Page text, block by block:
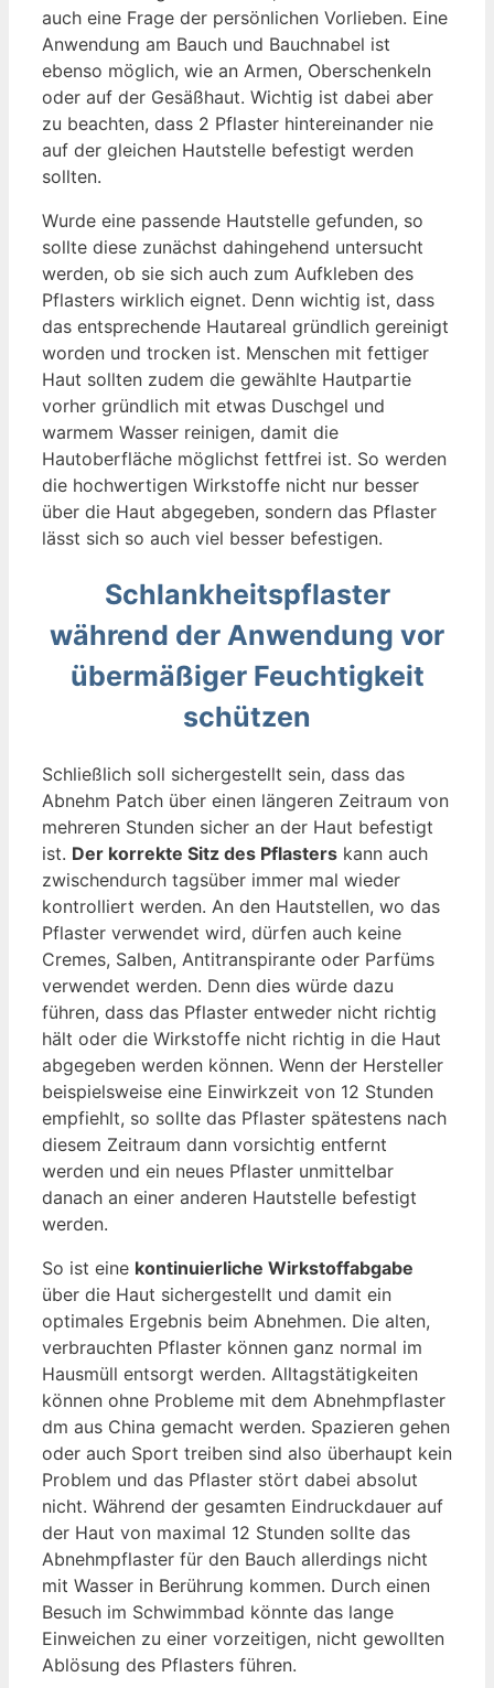
auch eine Frage der persönlichen Vorlieben. Eine
Anwendung am Bauch und Bauchnabel ist
ebenso möglich, wie an Armen, Oberschenkeln
oder auf der Gesäßhaut. Wichtig ist dabei aber
zu beachten, dass 2 Pflaster hintereinander nie
auf der gleichen Hautstelle befestigt werden
sollten.
Wurde eine passende Hautstelle gefunden, so
sollte diese zunächst dahingehend untersucht
werden, ob sie sich auch zum Aufkleben des
Pflasters wirklich eignet. Denn wichtig ist, dass
das entsprechende Hautareal gründlich gereinigt
worden und trocken ist. Menschen mit fettiger
Haut sollten zudem die gewählte Hautpartie
vorher gründlich mit etwas Duschgel und
warmem Wasser reinigen, damit die
Hautoberfläche möglichst fettfrei ist. So werden
die hochwertigen Wirkstoffe nicht nur besser
über die Haut abgegeben, sondern das Pflaster
lässt sich so auch viel besser befestigen.
Schlankheitspflaster
während der Anwendung vor
übermäßiger Feuchtigkeit
schützen
Schließlich soll sichergestellt sein, dass das
Abnehm Patch über einen längeren Zeitraum von
mehreren Stunden sicher an der Haut befestigt
ist. Der korrekte Sitz des Pflasters kann auch
zwischendurch tagsüber immer mal wieder
kontrolliert werden. An den Hautstellen, wo das
Pflaster verwendet wird, dürfen auch keine
Cremes, Salben, Antitranspirante oder Parfüms
verwendet werden. Denn dies würde dazu
führen, dass das Pflaster entweder nicht richtig
hält oder die Wirkstoffe nicht richtig in die Haut
abgegeben werden können. Wenn der Hersteller
beispielsweise eine Einwirkzeit von 12 Stunden
empfiehlt, so sollte das Pflaster spätestens nach
diesem Zeitraum dann vorsichtig entfernt
werden und ein neues Pflaster unmittelbar
danach an einer anderen Hautstelle befestigt
werden.
So ist eine kontinuierliche Wirkstoffabgabe
über die Haut sichergestellt und damit ein
optimales Ergebnis beim Abnehmen. Die alten,
verbrauchten Pflaster können ganz normal im
Hausmüll entsorgt werden. Alltagstätigkeiten
können ohne Probleme mit dem Abnehmpflaster
dm aus China gemacht werden. Spazieren gehen
oder auch Sport treiben sind also überhaupt kein
Problem und das Pflaster stört dabei absolut
nicht. Während der gesamten Eindruckdauer auf
der Haut von maximal 12 Stunden sollte das
Abnehmpflaster für den Bauch allerdings nicht
mit Wasser in Berührung kommen. Durch einen
Besuch im Schwimmbad könnte das lange
Einweichen zu einer vorzeitigen, nicht gewollten
Ablösung des Pflasters führen.